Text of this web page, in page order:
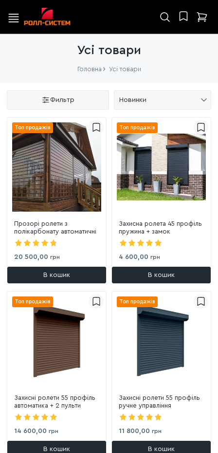
Усі товари
Головна Усі товари
Фильтр Новинки
Топ продажів
Прозорі ролети з
полікарбонату автоматичні
20 500,00 грн
В кошик
Топ продажів
Захисна ролета 45 профіль
пружина + замок
4 600,00 грн
В кошик
Топ продажів
Захисні ролети 55 профіль
автоматика + 2 пульти
14 600,00 грн
В кошик
Топ продажів
Захисні ролети 55 профіль
ручне управління
11 800,00 грн
В кошик